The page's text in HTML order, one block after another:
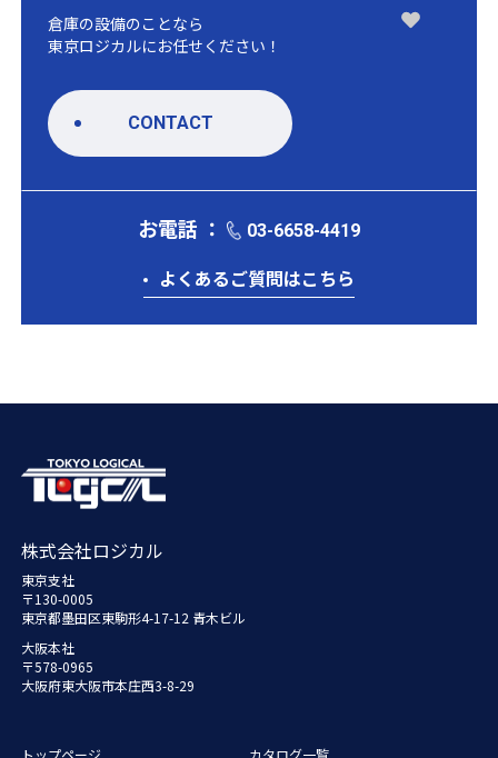
倉庫の設備のことなら
東京ロジカルにお任せください！
CONTACT
お電話 ： 03-6658-4419
よくあるご質問はこちら
株式会社ロジカル
東京支社
〒130-0005
東京都墨田区東駒形4-17-12 青木ビル
大阪本社
〒578-0965
大阪府東大阪市本庄西3-8-29